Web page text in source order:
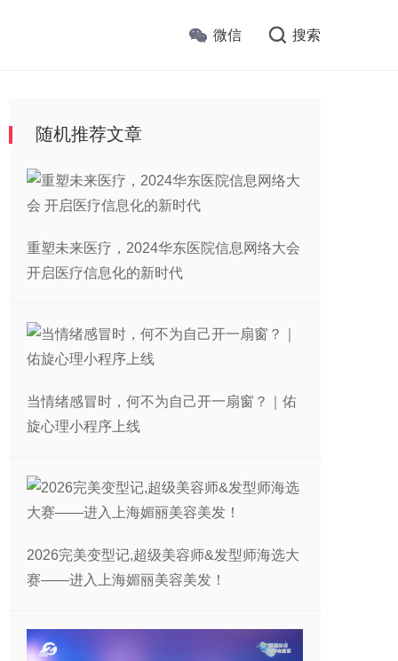
微信 搜索
随机推荐文章
重塑未来医疗，2024华东医院信息网络大会
开启医疗信息化的新时代
当情绪感冒时，何不为自己开一扇窗？｜佑
旋心理小程序上线
2026完美变型记,超级美容师&发型师海选大
赛——进入上海媚丽美容美发！